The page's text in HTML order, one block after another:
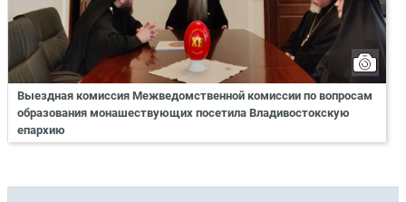
Выездная комиссия Межведомственной комиссии по вопросам
образования монашествующих посетила Владивостокскую
епархию